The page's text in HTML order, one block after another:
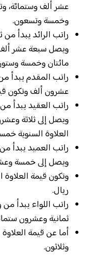
عشر ألف وستمائة،
وخمسة وتسعون.
راتب الرائد يبدأ
ويصل سبعة عشر
مائتان وخمسة
راتب المقدم يبدأ
عشرون ألف وتكون
راتب العقيد يبدأ
ويصل إلى ثلاثة
العلاوة السنوية
راتب العميد يبدأ
ويصل إلى خمسة
وتكون قيمة
ريال.
راتب اللواء يبدأ
ثمانية وعشرون
أما عن قيمة
وثلاثون.